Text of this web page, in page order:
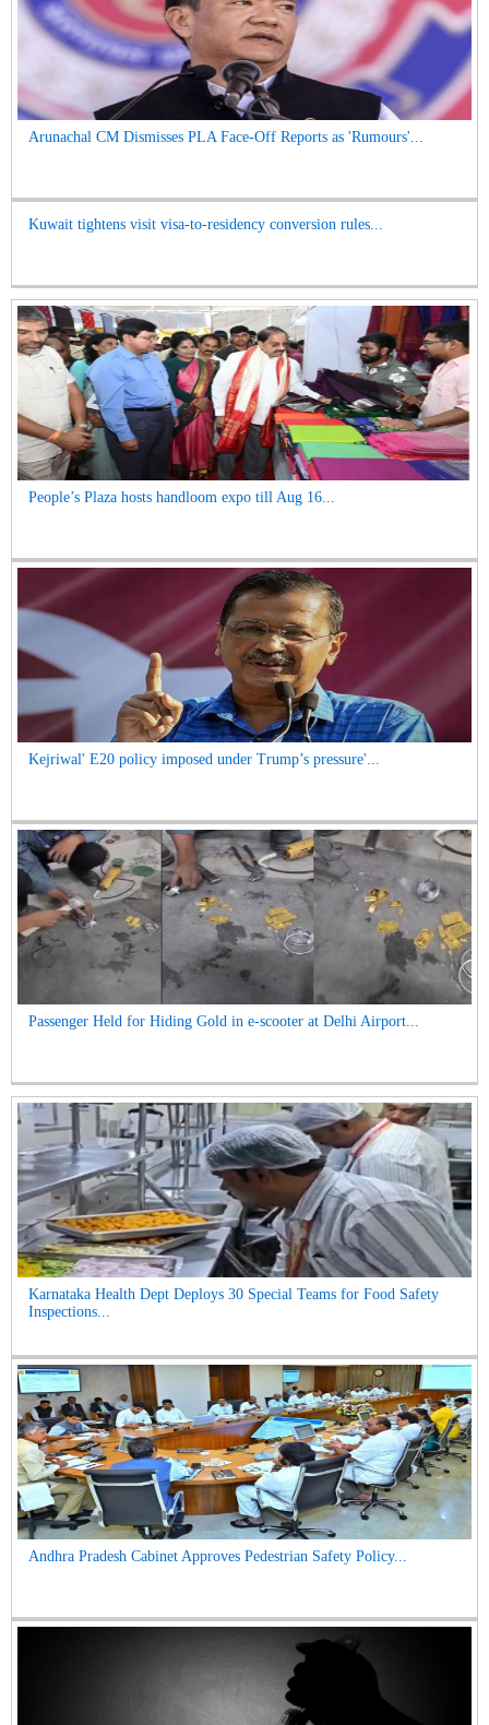
Arunachal CM Dismisses PLA Face-Off Reports as 'Rumours'...
Kuwait tightens visit visa-to-residency conversion rules...
People’s Plaza hosts handloom expo till Aug 16...
Kejriwal' E20 policy imposed under Trump’s pressure'...
Passenger Held for Hiding Gold in e-scooter at Delhi Airport...
Karnataka Health Dept Deploys 30 Special Teams for Food Safety
Inspections...
Andhra Pradesh Cabinet Approves Pedestrian Safety Policy...